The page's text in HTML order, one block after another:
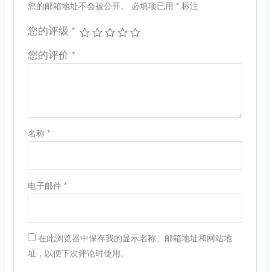
您的邮箱地址不会被公开。 必填项已用 *标注
您的评级 *
您的评价 *
名称 *
电子邮件 *
在此浏览器中保存我的显示名称、邮箱地址和网站地
址，以便下次评论时使用。